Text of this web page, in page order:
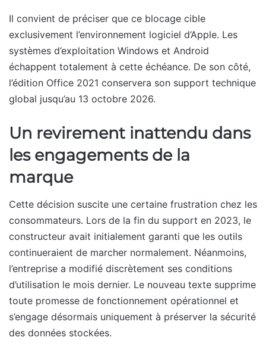
Il convient de préciser que ce blocage cible
exclusivement l’environnement logiciel d’Apple. Les
systèmes d’exploitation Windows et Android
échappent totalement à cette échéance. De son côté,
l’édition Office 2021 conservera son support technique
global jusqu’au 13 octobre 2026.
Un revirement inattendu dans
les engagements de la
marque
Cette décision suscite une certaine frustration chez les
consommateurs. Lors de la fin du support en 2023, le
constructeur avait initialement garanti que les outils
continueraient de marcher normalement. Néanmoins,
l’entreprise a modifié discrètement ses conditions
d’utilisation le mois dernier. Le nouveau texte supprime
toute promesse de fonctionnement opérationnel et
s’engage désormais uniquement à préserver la sécurité
des données stockées.